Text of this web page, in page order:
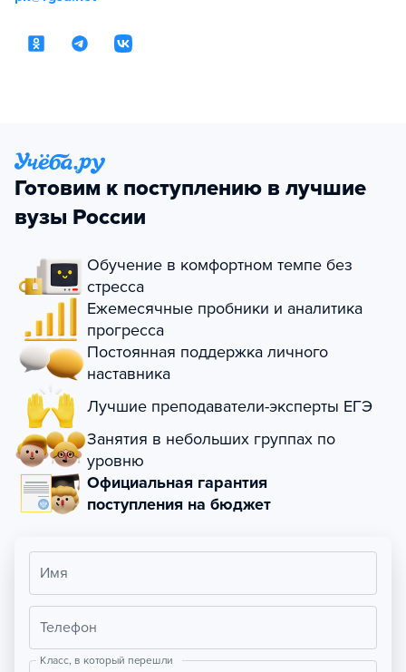
Готовим к поступлению в лучшие
вузы России
Обучение в комфортном темпе без
стресса
Ежемесячные пробники и аналитика
прогресса
Постоянная поддержка личного
наставника
Лучшие преподаватели-эксперты ЕГЭ
Занятия в небольших группах по
уровню
Официальная гарантия
поступления на бюджет
Имя
Телефон
Класс, в который перешли